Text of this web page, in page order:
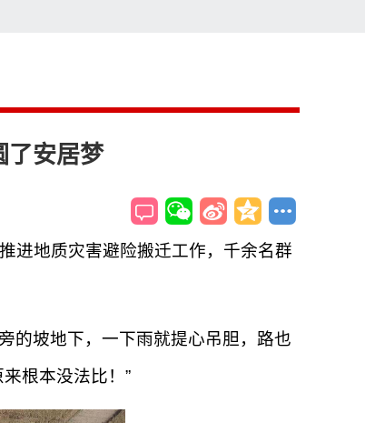
了安居梦
进地质灾害避险搬迁工作，千余名群
的坡地下，一下雨就提心吊胆，路也
根本没法比！”